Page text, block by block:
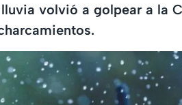
volvió a golpear a la